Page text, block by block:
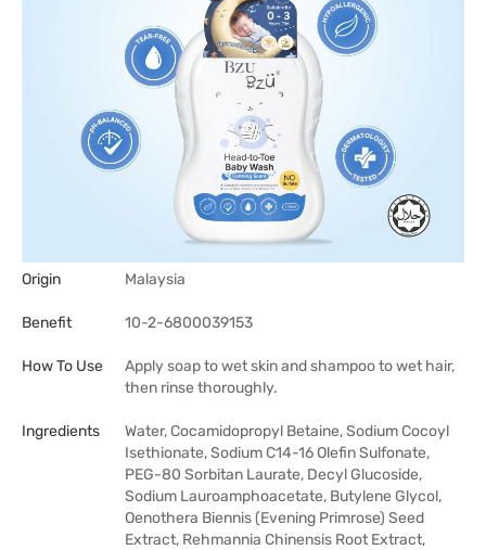
Origin Malaysia
Benefit 10-2-6800039153
How To Use
Apply soap to wet skin and shampoo to wet hair,
then rinse thoroughly.
Ingredients
Water, Cocamidopropyl Betaine, Sodium Cocoyl
Isethionate, Sodium C14-16 Olefin Sulfonate,
PEG-80 Sorbitan Laurate, Decyl Glucoside,
Sodium Lauroamphoacetate, Butylene Glycol,
Oenothera Biennis (Evening Primrose) Seed
Extract, Rehmannia Chinensis Root Extract,